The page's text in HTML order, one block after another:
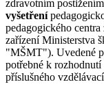
zdravotním
vyšetření
pedagogického
zařízení Ministerstva
"MŠMT"). Uvedené
potřebné k rozhodnutí
příslušného